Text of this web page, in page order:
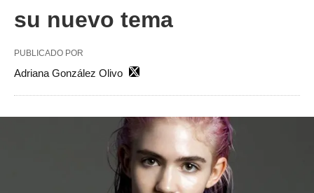
su nuevo tema
PUBLICADO POR
Adriana González Olivo